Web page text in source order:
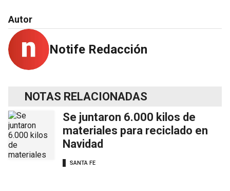
Autor
Notife Redacción
NOTAS RELACIONADAS
Se juntaron 6.000 kilos de
materiales para reciclado en
Navidad
SANTA FE